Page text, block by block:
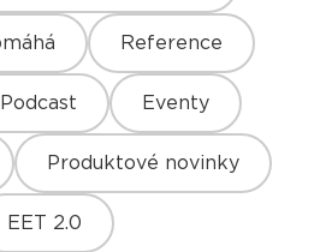
Reference
Podcast Eventy
Produktové novinky
EET 2.0